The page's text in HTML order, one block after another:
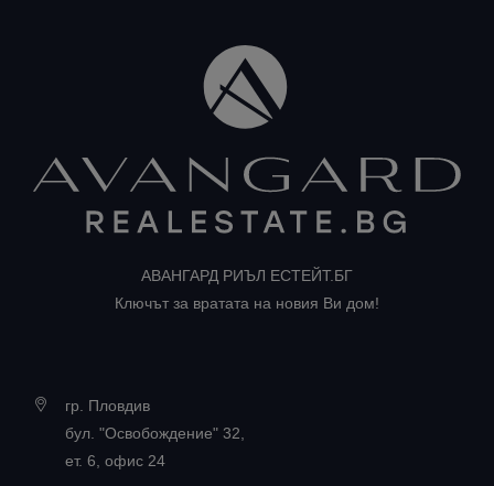
АВАНГАРД РИЪЛ ЕСТЕЙТ.БГ
Ключът за вратата на новия Ви дом!
гр. Пловдив
бул. "Освобождение" 32,
ет. 6, офис 24